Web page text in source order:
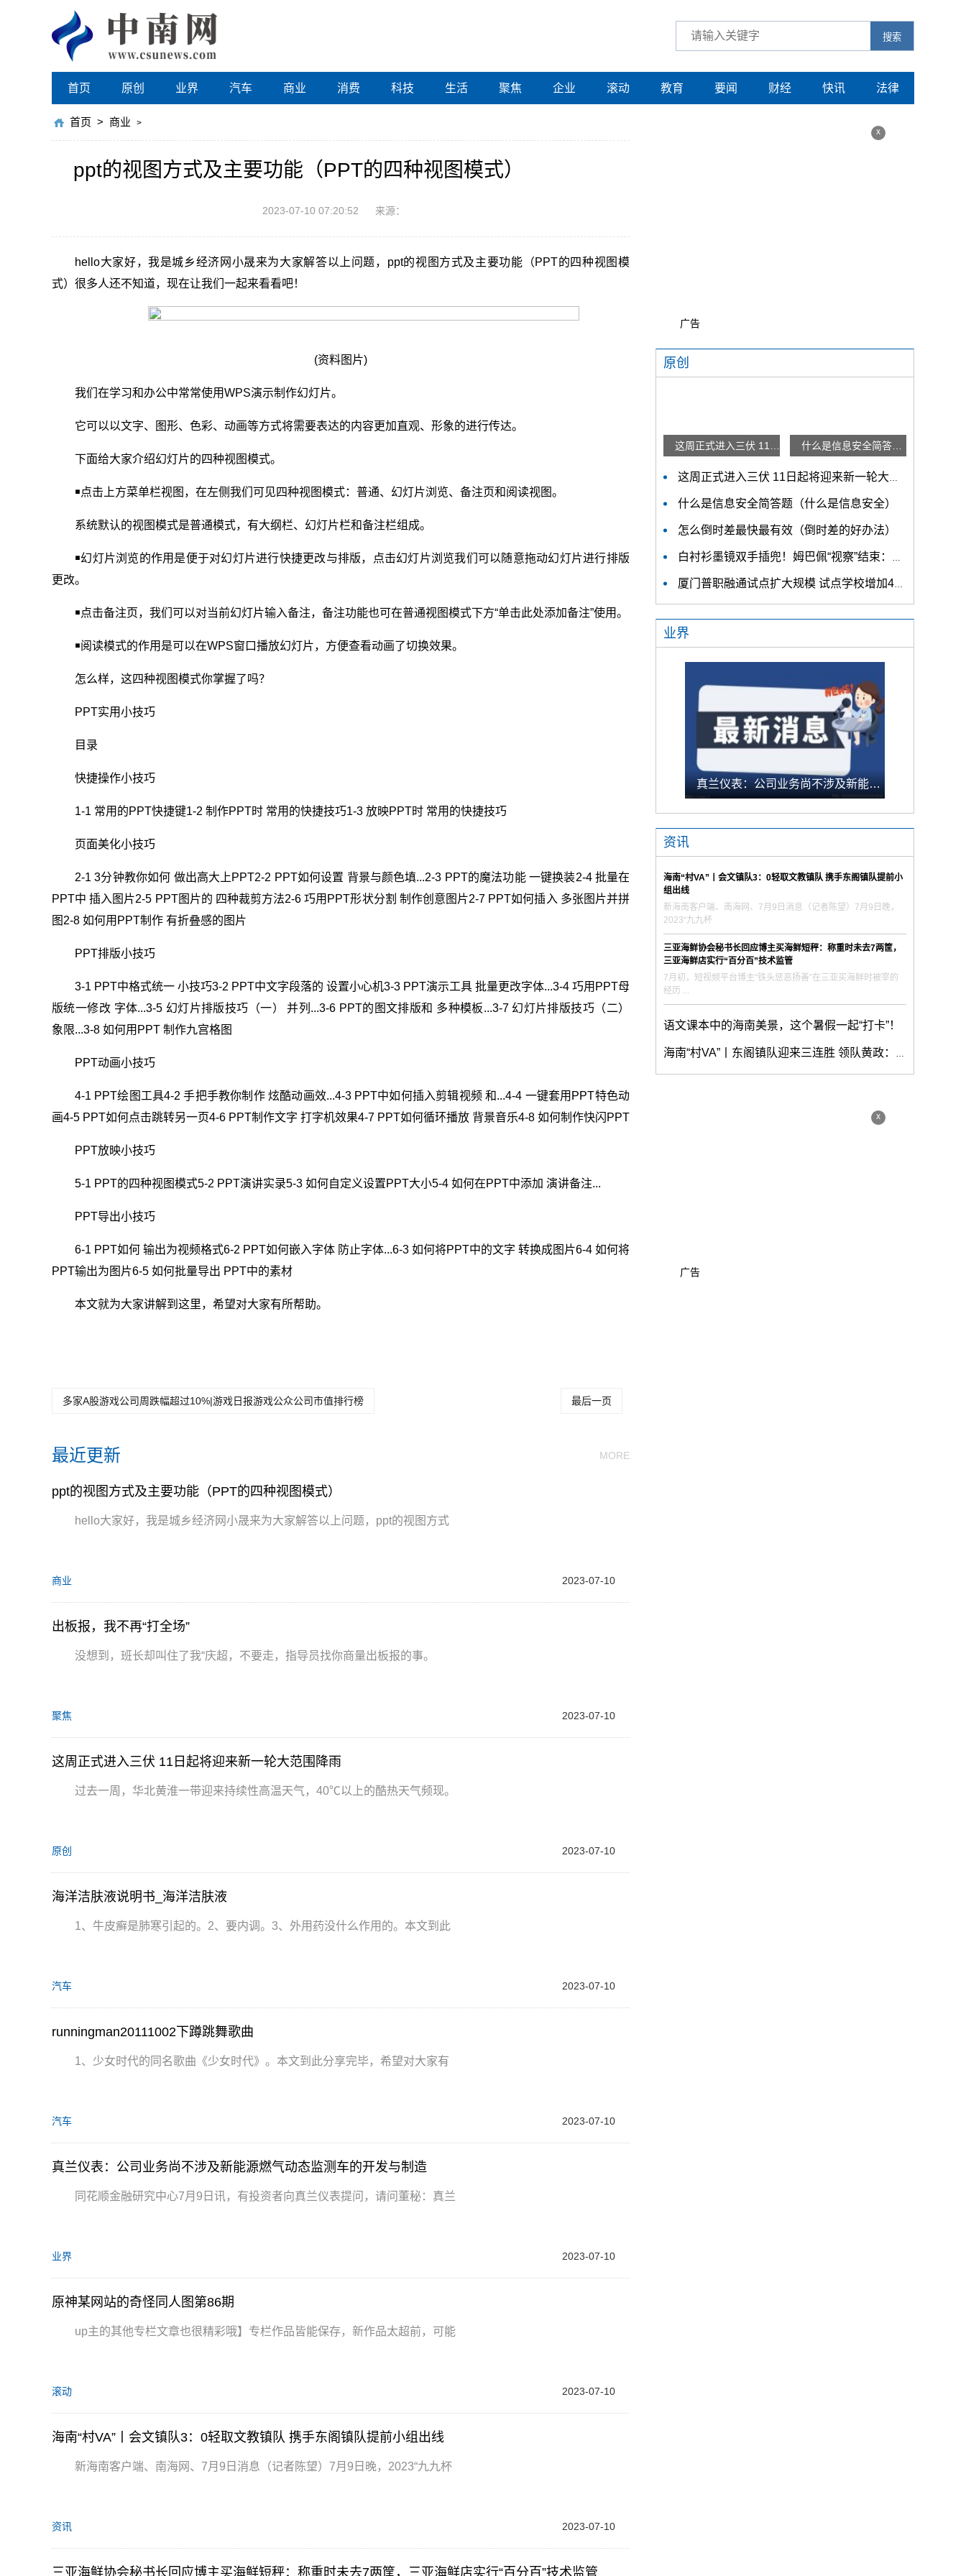
搜索
首页 原创 业界 汽车 商业 消费 科技 生活 聚焦 企业 滚动 教育 要闻 财经 快讯 法律
首页 > 商业 >
ppt的视图方式及主要功能（PPT的四种视图模式）
2023-07-10 07:20:52 来源：
hello大家好，我是城乡经济网小晟来为大家解答以上问题，ppt的视图方式及主要功能（PPT的四种视图模
式）很多人还不知道，现在让我们一起来看看吧！
(资料图片)
我们在学习和办公中常常使用WPS演示制作幻灯片。
它可以以文字、图形、色彩、动画等方式将需要表达的内容更加直观、形象的进行传达。
下面给大家介绍幻灯片的四种视图模式。
￭点击上方菜单栏视图，在左侧我们可见四种视图模式：普通、幻灯片浏览、备注页和阅读视图。
系统默认的视图模式是普通模式，有大纲栏、幻灯片栏和备注栏组成。
￭幻灯片浏览的作用是便于对幻灯片进行快捷更改与排版，点击幻灯片浏览我们可以随意拖动幻灯片进行排版
更改。
￭点击备注页，我们可以对当前幻灯片输入备注，备注功能也可在普通视图模式下方“单击此处添加备注”使用。
￭阅读模式的作用是可以在WPS窗口播放幻灯片，方便查看动画了切换效果。
怎么样，这四种视图模式你掌握了吗？
PPT实用小技巧
目录
快捷操作小技巧
1-1 常用的PPT快捷键1-2 制作PPT时 常用的快捷技巧1-3 放映PPT时 常用的快捷技巧
页面美化小技巧
2-1 3分钟教你如何 做出高大上PPT2-2 PPT如何设置 背景与颜色填...2-3 PPT的魔法功能 一键换装2-4 批量在
PPT中 插入图片2-5 PPT图片的 四种裁剪方法2-6 巧用PPT形状分割 制作创意图片2-7 PPT如何插入 多张图片并拼
图2-8 如何用PPT制作 有折叠感的图片
PPT排版小技巧
3-1 PPT中格式统一 小技巧3-2 PPT中文字段落的 设置小心机3-3 PPT演示工具 批量更改字体...3-4 巧用PPT母
版统一修改 字体...3-5 幻灯片排版技巧（一） 并列...3-6 PPT的图文排版和 多种模板...3-7 幻灯片排版技巧（二）
象限...3-8 如何用PPT 制作九宫格图
PPT动画小技巧
4-1 PPT绘图工具4-2 手把手教你制作 炫酷动画效...4-3 PPT中如何插入剪辑视频 和...4-4 一键套用PPT特色动
画4-5 PPT如何点击跳转另一页4-6 PPT制作文字 打字机效果4-7 PPT如何循环播放 背景音乐4-8 如何制作快闪PPT
PPT放映小技巧
5-1 PPT的四种视图模式5-2 PPT演讲实录5-3 如何自定义设置PPT大小5-4 如何在PPT中添加 演讲备注...
PPT导出小技巧
6-1 PPT如何 输出为视频格式6-2 PPT如何嵌入字体 防止字体...6-3 如何将PPT中的文字 转换成图片6-4 如何将
PPT输出为图片6-5 如何批量导出 PPT中的素材
本文就为大家讲解到这里，希望对大家有所帮助。
多家A股游戏公司周跌幅超过10%|游戏日报游戏公众公司市值排行榜 最后一页
最近更新 MORE
ppt的视图方式及主要功能（PPT的四种视图模式）
hello大家好，我是城乡经济网小晟来为大家解答以上问题，ppt的视图方式
商业 2023-07-10
出板报，我不再“打全场”
没想到，班长却叫住了我“庆超，不要走，指导员找你商量出板报的事。
聚焦 2023-07-10
这周正式进入三伏 11日起将迎来新一轮大范围降雨
过去一周，华北黄淮一带迎来持续性高温天气，40℃以上的酷热天气频现。
原创 2023-07-10
海洋洁肤液说明书_海洋洁肤液
1、牛皮癣是肺寒引起的。2、要内调。3、外用药没什么作用的。本文到此
汽车 2023-07-10
runningman20111002下蹲跳舞歌曲
1、少女时代的同名歌曲《少女时代》。本文到此分享完毕，希望对大家有
汽车 2023-07-10
真兰仪表：公司业务尚不涉及新能源燃气动态监测车的开发与制造
同花顺金融研究中心7月9日讯，有投资者向真兰仪表提问，请问董秘：真兰
业界 2023-07-10
原神某网站的奇怪同人图第86期
up主的其他专栏文章也很精彩哦】专栏作品皆能保存，新作品太超前，可能
滚动 2023-07-10
海南“村VA”丨会文镇队3：0轻取文教镇队 携手东阁镇队提前小组出线
新海南客户端、南海网、7月9日消息（记者陈望）7月9日晚，2023“九九杯
资讯 2023-07-10
三亚海鲜协会秘书长回应博主买海鲜短秤：称重时未去7两筐，三亚海鲜店实行“百分百”技术监管
x
广告
原创
什么是信息安全简答题（什么是信息安全）
这周正式进入三伏 11日起将迎来新一轮大范围降雨
什么是信息安全简答题（什么是信息安全）
怎么倒时差最快最有效（倒时差的好办法）
白衬衫墨镜双手插兜！姆巴佩“视察”结束：感谢喀麦隆人热情欢迎
厦门普职融通试点扩大规模 试点学校增加4所计划招生400人
业界
真兰仪表：公司业务尚不涉及新能源燃气动态监测车的开发与制造
资讯
海南“村VA”丨会文镇队3：0轻取文教镇队 携手东阁镇队提前小
组出线
新海南客户端、南海网、7月9日消息（记者陈望）7月9日晚，
2023“九九杯
三亚海鲜协会秘书长回应博主买海鲜短秤：称重时未去7两筐，
三亚海鲜店实行“百分百”技术监管
7月初，短视频平台博主“铁头惩恶扬善”在三亚买海鲜时被宰的
经历 ...
语文课本中的海南美景，这个暑假一起“打卡”！
海南“村VA”丨东阁镇队迎来三连胜 领队黄政：目标是四强
x
广告